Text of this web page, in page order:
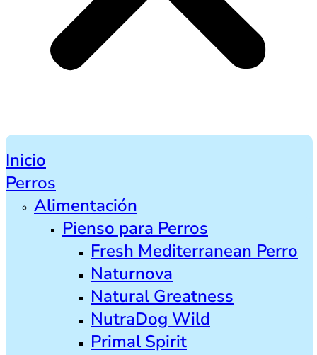
Inicio
Perros
Alimentación
Pienso para Perros
Fresh Mediterranean Perro
Naturnova
Natural Greatness
NutraDog Wild
Primal Spirit